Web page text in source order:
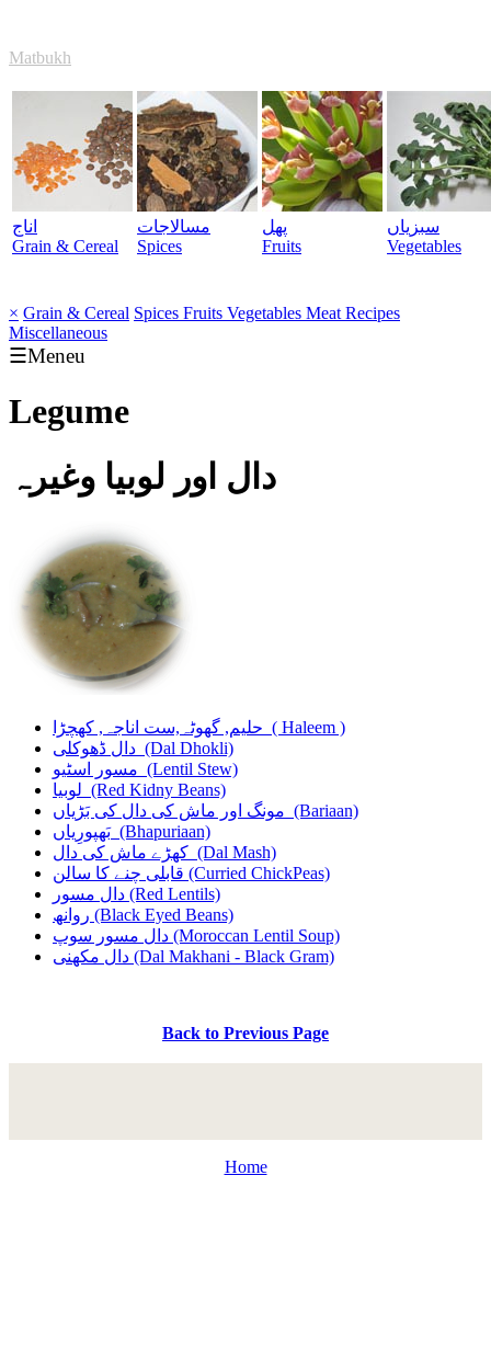
Matbukh
اناج
Grain & Cereal
مسالاجات
Spices
پھل
Fruits
سبزیاں
Vegetables
× Grain & Cereal Spices Fruits Vegetables Meat Recipes
Miscellaneous
☰Meneu
Legume
دال اور لوبیا وغیرہ
( Haleem )
(Dal Dhokli)
(Lentil Stew)
(Red Kidny Beans)
(Bariaan)
بَھپورِیاں (Bhapuriaan)
(Dal Mash)
(Curried ChickPeas)
(Red Lentils)
(Black Eyed Beans)
(Moroccan Lentil Soup)
(Dal Makhani - Black Gram)
Back to Previous Page
Home